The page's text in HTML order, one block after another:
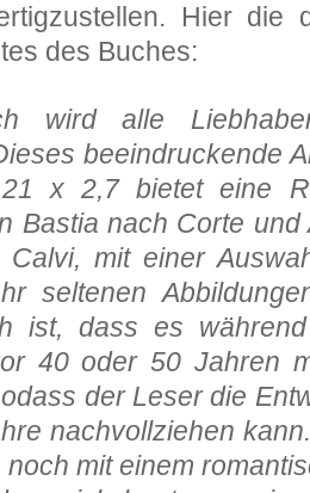
Hier die
des Buches:
wird alle
beeindruckende
21 x 2,7 bietet eine
Bastia nach Corte
Calvi, mit einer
seltenen
ist, dass es
40 oder 50 Jahren
der Leser die
nachvollziehen
mit einem